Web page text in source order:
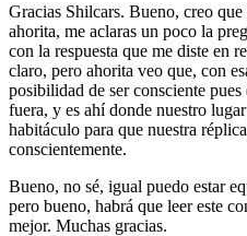
Gracias Shilcars. Bueno, creo que
ahorita, me aclaras un poco la
con la respuesta que me diste en
claro, pero ahorita veo que, con
posibilidad de ser consciente
fuera, y es ahí donde nuestro
habitáculo para que nuestra
conscientemente.
Bueno, no sé, igual puedo estar
pero bueno, habrá que leer este
mejor. Muchas gracias.